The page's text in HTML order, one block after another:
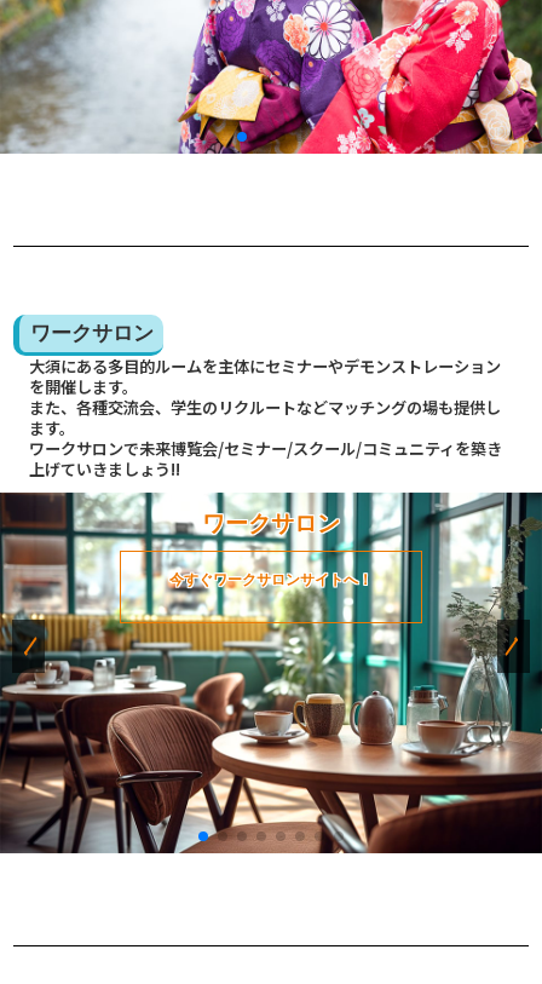
ワークサロン
大須にある多目的ルームを主体にセミナーやデモンストレーション
を開催します。
また、各種交流会、学生のリクルートなどマッチングの場も提供し
ます。
ワークサロンで未来博覧会/セミナー/スクール/コミュニティを築き
上げていきましょう!!
ワークサロン
今すぐワークサロンサイトへ！